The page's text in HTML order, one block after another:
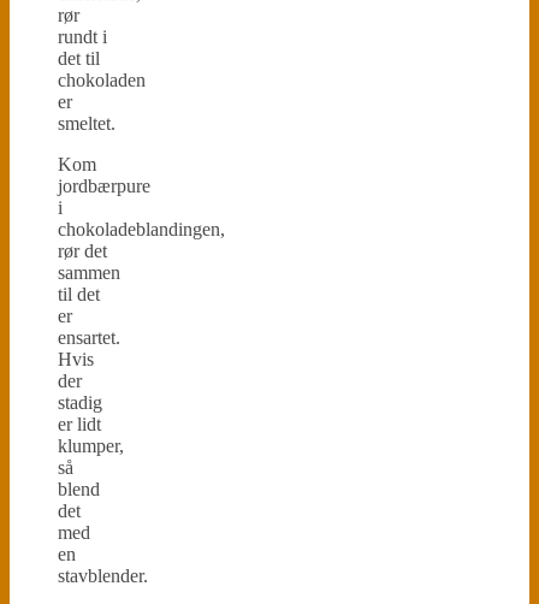
rør
rundt i
det til
chokoladen
er
smeltet.
Kom
jordbærpure
i
chokoladeblandingen,
rør det
sammen
til det
er
ensartet.
Hvis
der
stadig
er lidt
klumper,
så
blend
det
med
en
stavblender.